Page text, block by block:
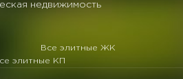
недвижимость
Все элитные ЖК
элитные КП